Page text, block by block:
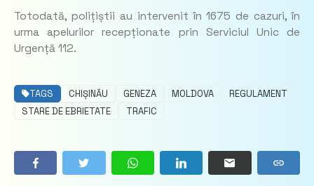
Totodată, polițiștii au intervenit în 1675 de cazuri, în
urma apelurilor recepționate prin Serviciul Unic de
Urgență 112.
TAGS CHIȘINĂU GENEZA MOLDOVA
REGULAMENT
STARE DE EBRIETATE
TRAFIC